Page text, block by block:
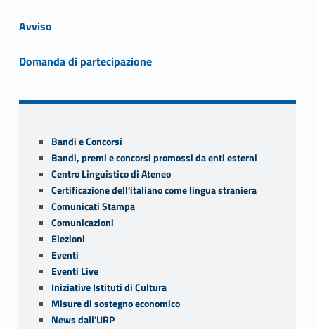
Link identifier #identifier__87418-2
Avviso
Link identifier #identifier__187095-3
Domanda di partecipazione
Sidebar
Bandi e Concorsi
Bandi, premi e concorsi promossi da enti esterni
Centro Linguistico di Ateneo
Certificazione dell'italiano come lingua straniera
Comunicati Stampa
Comunicazioni
Elezioni
Eventi
Eventi Live
Iniziative Istituti di Cultura
Misure di sostegno economico
News dall'URP